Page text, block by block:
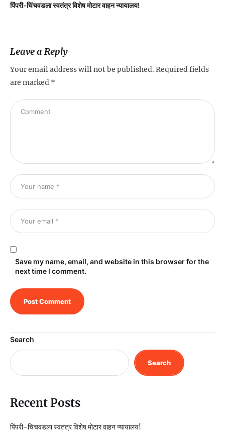
पिंपरी-चिंचवडला स्वतंत्र विशेष मोटार वाहन न्यायालय!
Leave a Reply
Your email address will not be published. Required fields
are marked *
Save my name, email, and website in this browser for the
next time I comment.
Search
Search
Recent Posts
पिंपरी-चिंचवडला स्वतंत्र विशेष मोटार वाहन न्यायालय!